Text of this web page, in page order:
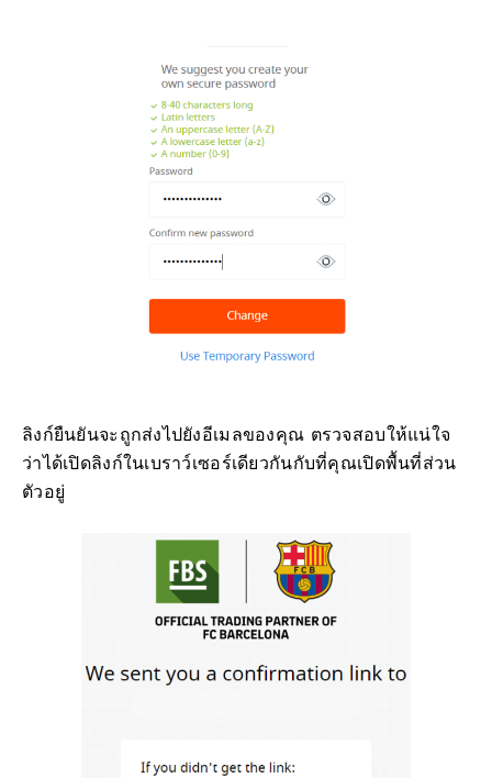
ลิงก์ยืนยันจะถูกส่งไปยังอีเมลของคุณ ตรวจสอบให้แน่ใจ
ว่าได้เปิดลิงก์ในเบราว์เซอร์เดียวกันกับที่คุณเปิดพื้นที่ส่วน
ตัวอยู่